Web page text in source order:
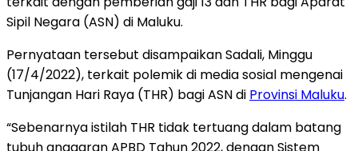
Sipil Negara (ASN) di Maluku.
Pernyataan tersebut disampaikan Sadali, Minggu
(17/4/2022), terkait polemik di media sosial mengenai
Tunjangan Hari Raya (THR) bagi ASN di Provinsi Maluku.
“Sebenarnya istilah THR tidak tertuang dalam batang
tubuh anggaran APBD Tahun 2022, dengan Sistem